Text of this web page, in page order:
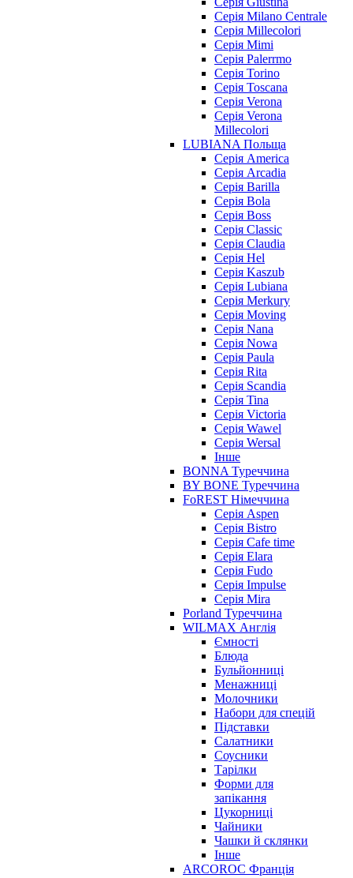
Серія Milano Centrale
Серія Millecolori
Серія Mimi
Серія Palerrmo
Серія Torino
Серія Toscana
Серія Verona
Серія Verona
Millecolori
LUBIANA Польща
Серія America
Серія Arcadia
Серія Barilla
Серія Bola
Серія Boss
Серія Classic
Серія Claudia
Серія Hel
Серія Kaszub
Серія Lubiana
Серія Merkury
Серія Moving
Серія Nana
Серія Nowa
Серія Paula
Серія Rita
Серія Scandia
Серія Tina
Серія Victoria
Серія Wawel
Серія Wersal
Інше
BONNA Туреччина
BY BONE Туреччина
FoREST Німеччина
Серія Aspen
Серія Bistro
Серія Cafe time
Серія Elara
Серія Fudo
Серія Impulse
Серія Mira
Porland Туреччина
WILMAX Англія
Ємності
Блюда
Бульйонниці
Менажниці
Молочники
Набори для спецій
Підставки
Салатники
Соусники
Тарілки
Форми для
запікання
Цукорниці
Чайники
Чашки й склянки
Інше
ARCOROC Франція